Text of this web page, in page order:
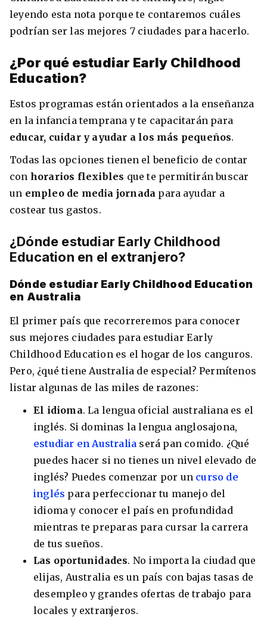
Australia permitirá la entrada de
estudiantes y trabajadores cualificados
vacunados contra el Covid-19
Agustina Fontirroig 23/11/2021
8 ciudades para tomar cursos de inglés
intensivo
Barbie Castoldi 09/11/2021
América
Brasil
Canadá
Estados Unidos
Ecuador
México
VER TODOS LOS PAÍSES
Estudia un Bachelor de IT en Cork
Estudia Business en Auckland
Estudia Desarrollo Web en Toronto
Condiciones
ENVIAR
leyendo esta nota porque te contaremos cuáles
podrían ser las mejores 7 ciudades para hacerlo.
¿Por qué estudiar Early Childhood
Education?
Estos programas están orientados a la enseñanza
en la infancia temprana y te capacitarán para
educar, cuidar y ayudar a los más pequeños.
Todas las opciones tienen el beneficio de contar
con horarios flexibles que te permitirán buscar
un empleo de media jornada para ayudar a
costear tus gastos.
¿Dónde estudiar Early Childhood
Education en el extranjero?
Dónde estudiar Early Childhood Education
en Australia
El primer país que recorreremos para conocer
sus mejores ciudades para estudiar Early
Childhood Education es el hogar de los canguros.
Pero, ¿qué tiene Australia de especial? Permítenos
listar algunas de las miles de razones:
El idioma. La lengua oficial australiana es el
inglés. Si dominas la lengua anglosajona,
estudiar en Australia será pan comido. ¿Qué
puedes hacer si no tienes un nivel elevado de
inglés? Puedes comenzar por un curso de
inglés para perfeccionar tu manejo del
idioma y conocer el país en profundidad
mientras te preparas para cursar la carrera
de tus sueños.
Las oportunidades. No importa la ciudad que
elijas, Australia es un país con bajas tasas de
desempleo y grandes ofertas de trabajo para
locales y extranjeros.